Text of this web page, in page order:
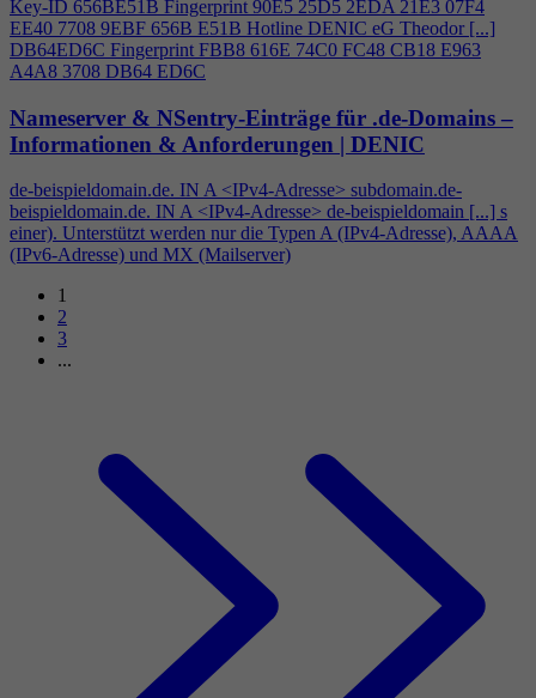
Key-ID 656BE51B Fingerprint 90E5 25D5 2EDA 21E3 07F4
EE40 7708 9EBF 656B E51B Hotline DENIC eG Theodor [...]
DB64ED6C Fingerprint FBB8 616E 74C0 FC48 CB18 E963
A4A8 3708 DB64 ED6C
Nameserver & NSentry-Einträge für .de-Domains –
Informationen & Anforderungen | DENIC
de-beispieldomain.de. IN A <IPv4-Adresse> subdomain.de-
beispieldomain.de. IN A <IPv4-Adresse> de-beispieldomain [...] s
einer). Unterstützt werden nur die Typen A (IPv4-Adresse), AAAA
(IPv6-Adresse) und MX (Mailserver)
1
2
3
...